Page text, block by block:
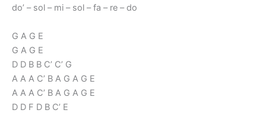
do’ – sol – mi – sol – fa – re – do
G A G E
G A G E
D D B B C’ C’ G
A A A C’ B A G A G E
A A A C’ B A G A G E
D D F D B C’ E